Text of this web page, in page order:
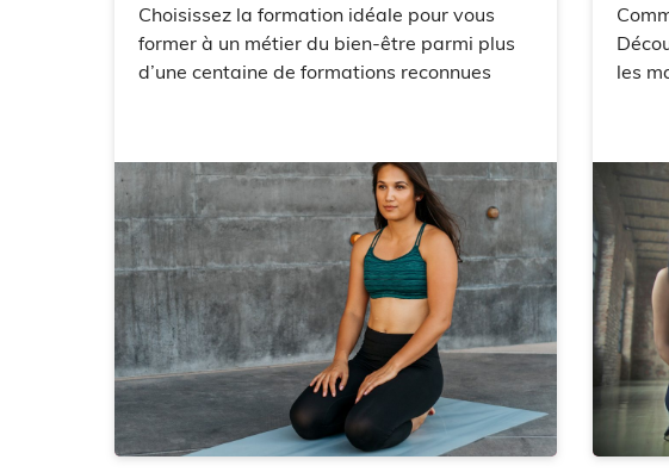
Choisissez la formation idéale pour vous
former à un métier du bien-être parmi plus
d’une centaine de formations reconnues
les